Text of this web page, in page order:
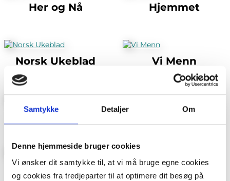
Samtykke Detaljer Om
Denne hjemmeside bruger cookies
Vi ønsker dit samtykke til, at vi må bruge egne cookies
og cookies fra tredjeparter til at optimere dit besøg på
Her og Nå Hjemmet
Norsk Ukeblad Vi Menn
Kamille Bonytt
ROM123 Donald Duck & Co